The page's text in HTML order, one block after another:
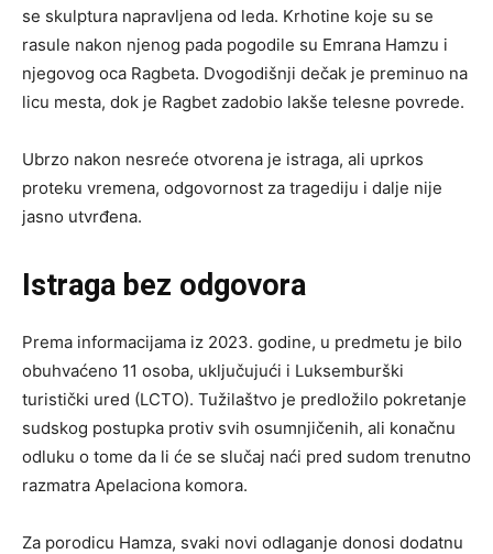
se skulptura napravljena od leda. Krhotine koje su se
rasule nakon njenog pada pogodile su Emrana Hamzu i
njegovog oca Ragbeta. Dvogodišnji dečak je preminuo na
licu mesta, dok je Ragbet zadobio lakše telesne povrede.
Ubrzo nakon nesreće otvorena je istraga, ali uprkos
proteku vremena, odgovornost za tragediju i dalje nije
jasno utvrđena.
Istraga bez odgovora
Prema informacijama iz 2023. godine, u predmetu je bilo
obuhvaćeno 11 osoba, uključujući i Luksemburški
turistički ured (LCTO). Tužilaštvo je predložilo pokretanje
sudskog postupka protiv svih osumnjičenih, ali konačnu
odluku o tome da li će se slučaj naći pred sudom trenutno
razmatra Apelaciona komora.
Za porodicu Hamza, svaki novi odlaganje donosi dodatnu